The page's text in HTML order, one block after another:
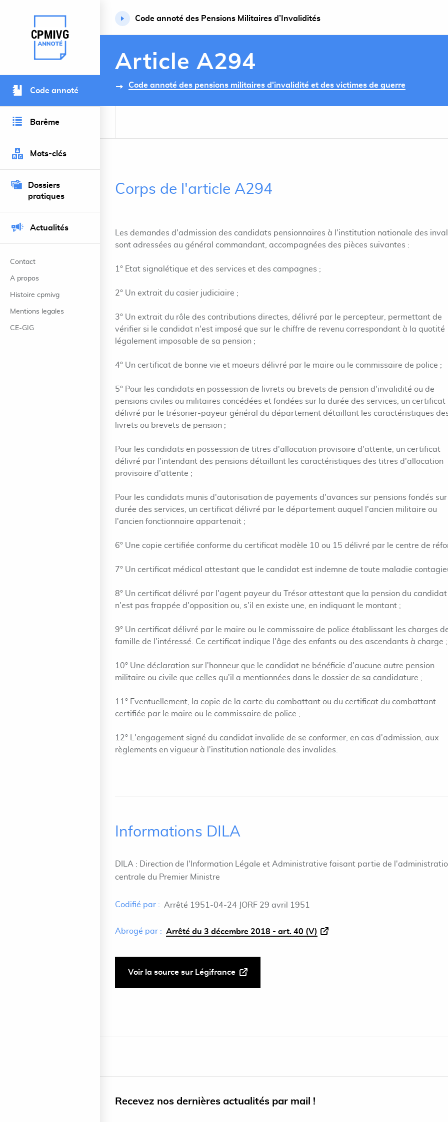
Retour à l’accueil du site
Code annoté
Barême
Mots-clés
Dossiers
pratiques
Actualités
Contact
A propos
Histoire cpmivg
Mentions legales
CE-GIG
Code annoté des Pensions Militaires d’Invalidités
Article A294
Code annoté des pensions militaires d'invalidité et des victimes de guerre
Corps de l'article A294
Les demandes d'admission des candidats pensionnaires à l'institution nationale des
sont adressées au général commandant, accompagnées des pièces suivantes :
1° Etat signalétique et des services et des campagnes ;
2° Un extrait du casier judiciaire ;
3° Un extrait du rôle des contributions directes, délivré par le percepteur, permettant de
vérifier si le candidat n'est imposé que sur le chiffre de revenu correspondant à la quotité
légalement imposable de sa pension ;
4° Un certificat de bonne vie et moeurs délivré par le maire ou le commissaire de police ;
5° Pour les candidats en possession de livrets ou brevets de pension d'invalidité ou de
pensions civiles ou militaires concédées et fondées sur la durée des services, un certificat
délivré par le trésorier-payeur général du département détaillant les caractéristiques
livrets ou brevets de pension ;
Pour les candidats en possession de titres d'allocation provisoire d'attente, un certificat
délivré par l'intendant des pensions détaillant les caractéristiques des titres d'allocation
provisoire d'attente ;
Pour les candidats munis d'autorisation de payements d'avances sur pensions fondés
durée des services, un certificat délivré par le département auquel l'ancien militaire ou
l'ancien fonctionnaire appartenait ;
6° Une copie certifiée conforme du certificat modèle 10 ou 15 délivré par le centre de
7° Un certificat médical attestant que le candidat est indemne de toute maladie
8° Un certificat délivré par l'agent payeur du Trésor attestant que la pension du candidat
n'est pas frappée d'opposition ou, s'il en existe une, en indiquant le montant ;
9° Un certificat délivré par le maire ou le commissaire de police établissant les charges
famille de l'intéressé. Ce certificat indique l'âge des enfants ou des ascendants à charge ;
10° Une déclaration sur l'honneur que le candidat ne bénéficie d'aucune autre pension
militaire ou civile que celles qu'il a mentionnées dans le dossier de sa candidature ;
11° Eventuellement, la copie de la carte du combattant ou du certificat du combattant
certifiée par le maire ou le commissaire de police ;
12° L'engagement signé du candidat invalide de se conformer, en cas d'admission, aux
règlements en vigueur à l'institution nationale des invalides.
Informations DILA
DILA : Direction de l'Information Légale et Administrative faisant partie de
centrale du Premier Ministre
Codifié par : Arrêté 1951-04-24 JORF 29 avril 1951
Abrogé par : Arrêté du 3 décembre 2018 - art. 40 (V)
Voir la source sur Légifrance
Recevez nos dernières actualités par mail !